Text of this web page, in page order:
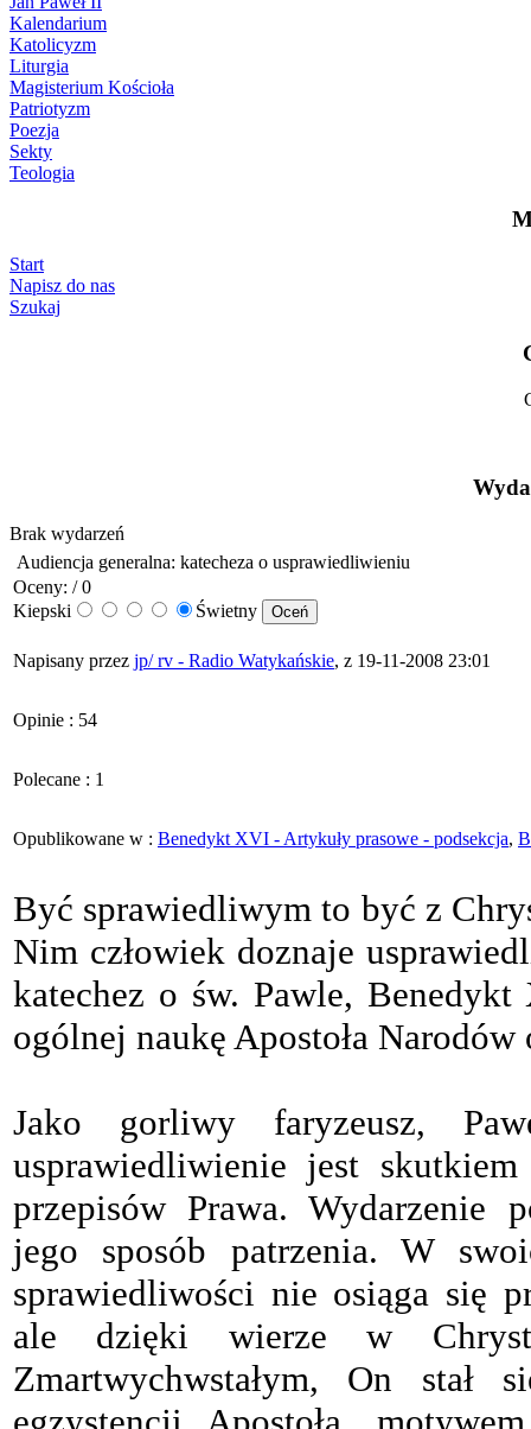
Kalendarium
Katolicyzm
Liturgia
Magisterium Kościoła
Patriotyzm
Poezja
Sekty
Teologia
Start
Napisz do nas
Szukaj
Brak wydarzeń
Audiencja generalna: katecheza o usprawiedliwieniu
Oceny: / 0
Kiepski
Świetny
Napisany przez jp/ rv - Radio Watykańskie, z 19-11-2008 23:01
Opinie : 54
Polecane : 1
Opublikowane w : Benedykt XVI - Artykuły prasowe - podsekcja,
Być sprawiedliwym to być z
Nim człowiek doznaje
katechez o św. Pawle,
ogólnej naukę Apostoła
Jako gorliwy faryzeusz,
usprawiedliwienie jest skutkiem
przepisów Prawa. Wydarzenie
jego sposób patrzenia. W
sprawiedliwości nie osiąga się
ale dzięki wierze w
Zmartwychwstałym, On stał